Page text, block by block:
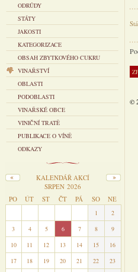
ODRŮDY
STÁTY
JAKOSTI
KATEGORIZACE
OBSAH ZBYTKOVÉHO CUKRU
VINAŘSTVÍ
OBLASTI
PODOBLASTI
VINAŘSKÉ OBCE
VINIČNÍ TRATĚ
PUBLIKACE O VÍNĚ
ODKAZY
KALENDÁŘ AKCÍ
SRPEN 2026
PO
ÚT ST ČT PÁ SO NE
1
2
3
4 5 6 7 8
9
10
11 12 13 14 15
16
17
18 19 20 21 22
23
©